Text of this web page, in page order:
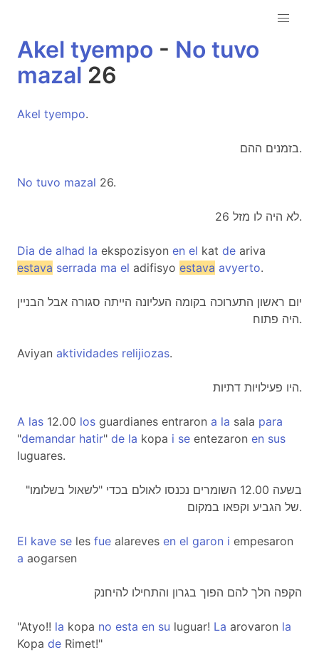
Akel tyempo - No tuvo
mazal 26
Akel tyempo.
בזמנים ההם.
No tuvo mazal 26.
לא היה לו מזל 26.
Dia de alhad la ekspozisyon en el kat de ariva
estava serrada ma el adifisyo estava avyerto.
יום ראשון התערוכה בקומה העליונה הייתה סגורה אבל הבניין
היה פתוח.
Aviyan aktividades relijiozas.
היו פעילויות דתיות.
A las 12.00 los guardianes entraron a la sala para
"demandar hatir" de la kopa i se entezaron en sus
luguares.
בשעה 12.00 השומרים נכנסו לאולם בכדי "לשאול בשלומו"
של הגביע וקפאו במקום.
El kave se les fue alareves en el garon i empesaron
a aogarsen
הקפה הלך להם הפוך בגרון והתחילו להיחנק
"Atyo!! la kopa no esta en su luguar! La arovaron la
Kopa de Rimet!"